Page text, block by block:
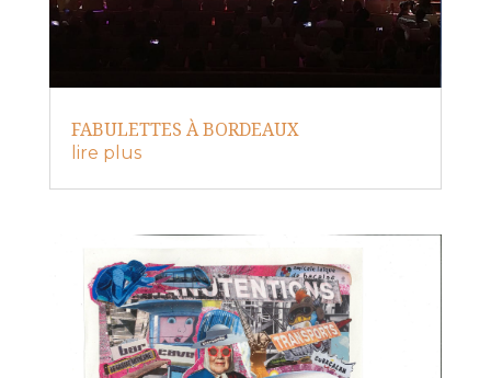
FABULETTES À BORDEAUX
lire plus